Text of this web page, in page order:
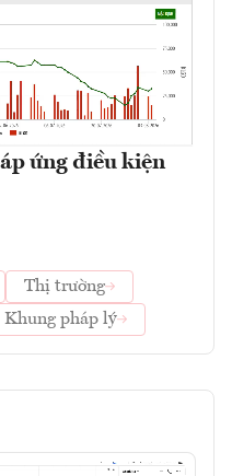
ứng điều kiện
Thị trường
Khung pháp lý